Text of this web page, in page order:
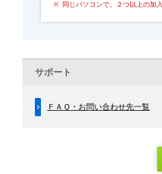
同じパソコンで、２つ以上の加
サポート
ＦＡＱ・お問い合わせ先一覧